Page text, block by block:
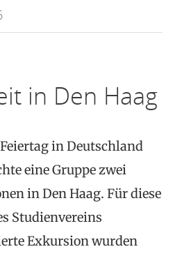
in Den Haag
in Deutschland
eine Gruppe zwei
in Den Haag. Für diese
Studienvereins
Exkursion wurden